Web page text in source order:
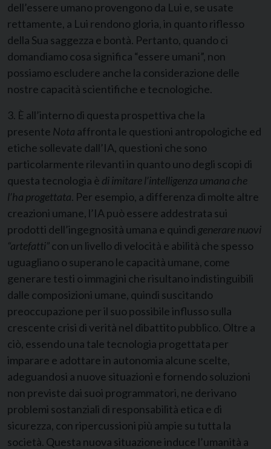
dell’essere umano provengono da Lui e, se usate
rettamente, a Lui rendono gloria, in quanto riflesso
della Sua saggezza e bontà. Pertanto, quando ci
domandiamo cosa significa “essere umani”, non
possiamo escludere anche la considerazione delle
nostre capacità scientifiche e tecnologiche.
3. È all’interno di questa prospettiva che la
presente Nota affronta le questioni antropologiche ed
etiche sollevate dall’IA, questioni che sono
particolarmente rilevanti in quanto uno degli scopi di
questa tecnologia è di imitare l’intelligenza umana che
l’ha progettata. Per esempio, a differenza di molte altre
creazioni umane, l’IA può essere addestrata sui
prodotti dell’ingegnosità umana e quindi generare nuovi
“artefatti”con un livello di velocità e abilità che spesso
uguagliano o superano le capacità umane, come
generare testi o immagini che risultano indistinguibili
dalle composizioni umane, quindi suscitando
preoccupazione per il suo possibile influsso sulla
crescente crisi di verità nel dibattito pubblico. Oltre a
ciò, essendo una tale tecnologia progettata per
imparare e adottare in autonomia alcune scelte,
adeguandosi a nuove situazioni e fornendo soluzioni
non previste dai suoi programmatori, ne derivano
problemi sostanziali di responsabilità etica e di
sicurezza, con ripercussioni più ampie su tutta la
società. Questa nuova situazione induce l’umanità a